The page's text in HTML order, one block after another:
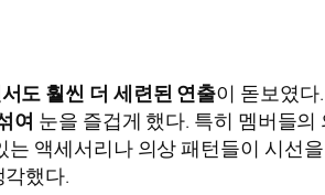
도 훨씬 더 세련된 연출이 돋보였
여 눈을 즐겁게 했다. 특히 멤버들
액세서리나 의상 패턴들이 시선
했다.